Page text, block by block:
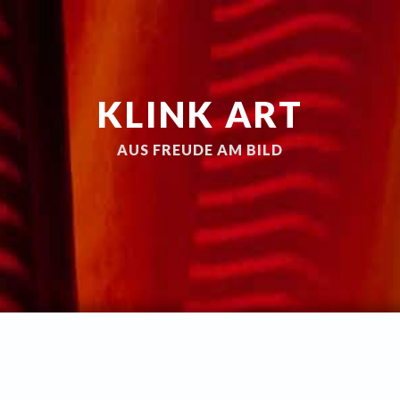
KLINK ART
AUS FREUDE AM BILD